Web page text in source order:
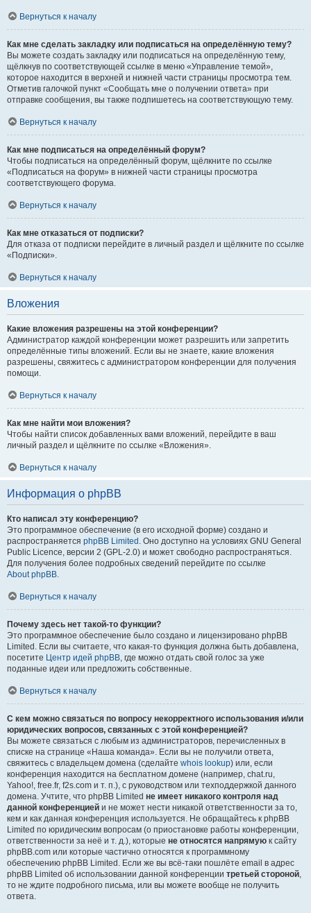
Вернуться к началу
Как мне сделать закладку или подписаться на определённую тему?
Вы можете создать закладку или подписаться на определённую тему,
щёлкнув по соответствующей ссылке в меню «Управление темой»,
которое находится в верхней и нижней части страницы просмотра тем.
Отметив галочкой пункт «Сообщать мне о получении ответа» при
отправке сообщения, вы также подпишетесь на соответствующую тему.
Вернуться к началу
Как мне подписаться на определённый форум?
Чтобы подписаться на определённый форум, щёлкните по ссылке
«Подписаться на форум» в нижней части страницы просмотра
соответствующего форума.
Вернуться к началу
Как мне отказаться от подписки?
Для отказа от подписки перейдите в личный раздел и щёлкните по ссылке
«Подписки».
Вернуться к началу
Вложения
Какие вложения разрешены на этой конференции?
Администратор каждой конференции может разрешить или запретить
определённые типы вложений. Если вы не знаете, какие вложения
разрешены, свяжитесь с администратором конференции для получения
помощи.
Вернуться к началу
Как мне найти мои вложения?
Чтобы найти список добавленных вами вложений, перейдите в ваш
личный раздел и щёлкните по ссылке «Вложения».
Вернуться к началу
Информация о phpBB
Кто написал эту конференцию?
Это программное обеспечение (в его исходной форме) создано и
распространяется phpBB Limited . Оно доступно на условиях GNU General
Public Licence, версии 2 (GPL-2.0) и может свободно распространяться.
Для получения более подробных сведений перейдите по ссылке
About phpBB.
Вернуться к началу
Почему здесь нет такой-то функции?
Это программное обеспечение было создано и лицензировано phpBB
Limited. Если вы считаете, что какая-то функция должна быть добавлена,
посетите Центр идей phpBB, где можно отдать свой голос за уже
поданные идеи или предложить собственные.
Вернуться к началу
С кем можно связаться по вопросу некорректного использования и/или
юридических вопросов, связанных с этой конференцией?
Вы можете связаться с любым из администраторов, перечисленных в
списке на странице «Наша команда». Если вы не получили ответа,
свяжитесь с владельцем домена (сделайте whois lookup) или, если
конференция находится на бесплатном домене (например, chat.ru,
Yahoo!, free.fr, f2s.com и т. п.), с руководством или техподдержкой данного
домена. Учтите, что phpBB Limited не имеет никакого контроля над
данной конференцией и не может нести никакой ответственности за то,
кем и как данная конференция используется. Не обращайтесь к phpBB
Limited по юридическим вопросам (о приостановке работы конференции,
ответственности за неё и т. д.), которые не относятся напрямую к сайту
phpBB.com или которые частично относятся к программному
обеспечению phpBB Limited. Если же вы всё-таки пошлёте email в адрес
phpBB Limited об использовании данной конференции третьей стороной,
то не ждите подробного письма, или вы можете вообще не получить
ответа.